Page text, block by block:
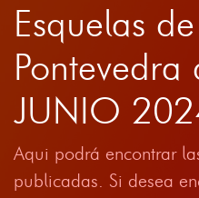
Esquelas
JUNIO
Aqui podrá encontrar
publicadas. Si desea